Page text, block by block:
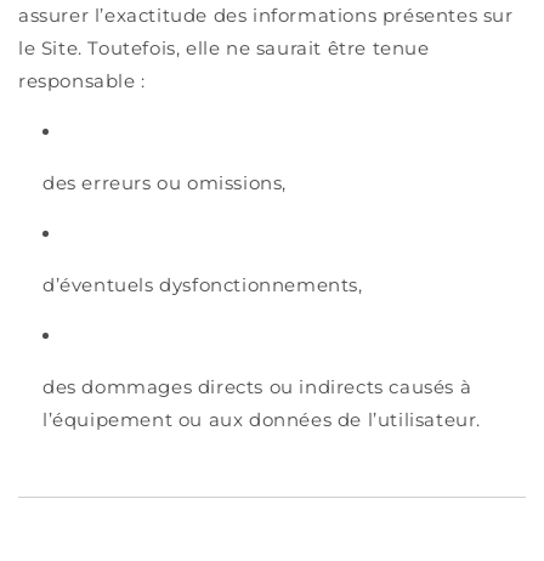
assurer l’exactitude des informations présentes sur
le Site. Toutefois, elle ne saurait être tenue
responsable :
des erreurs ou omissions,
d’éventuels dysfonctionnements,
des dommages directs ou indirects causés à
l’équipement ou aux données de l’utilisateur.